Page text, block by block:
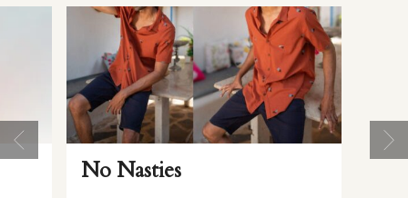
No Nasties